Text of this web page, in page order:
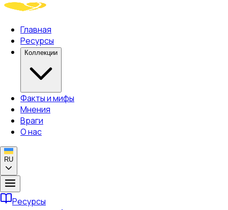
Главная
Ресурсы
Коллекции
Факты и мифы
Мнения
Враги
О нас
RU
Ресурсы